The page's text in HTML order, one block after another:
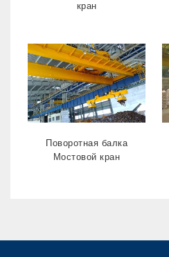
кран
Поворотная балка
Мостовой кран